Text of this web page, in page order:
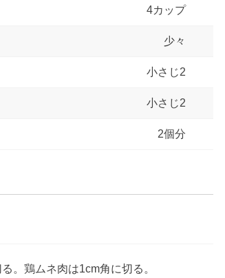
4カップ
少々
小さじ2
小さじ2
2個分
。鶏ムネ肉は1cm角に切る。